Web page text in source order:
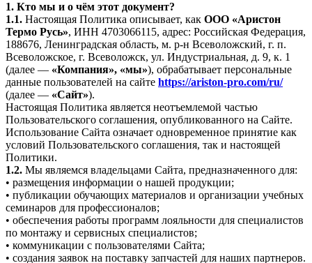
1. Кто мы и о чём этот документ?
1.1. Настоящая Политика описывает, как ООО «Аристон
Термо Русь», ИНН 4703066115, адрес: Российская Федерация,
188676, Ленинградская область, м. р-н Всеволожский, г. п.
Всеволожское, г. Всеволожск, ул. Индустриальная, д. 9, к. 1
(далее — «Компания», «мы»), обрабатывает персональные
данные пользователей на сайте https://ariston-pro.com/ru/
(далее — «Сайт»).
Настоящая Политика является неотъемлемой частью
Пользовательского соглашения, опубликованного на Сайте.
Использование Сайта означает одновременное принятие как
условий Пользовательского соглашения, так и настоящей
Политики.
1.2. Мы являемся владельцами Сайта, предназначенного для:
• размещения информации о нашей продукции;
• публикации обучающих материалов и организации учебных
семинаров для профессионалов;
• обеспечения работы программ лояльности для специалистов
по монтажу и сервисных специалистов;
• коммуникации с пользователями Сайта;
• создания заявок на поставку запчастей для наших партнеров.